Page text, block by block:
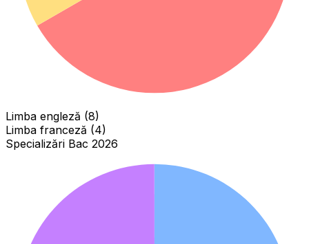
Limba engleză (8)
Limba franceză (4)
Specializări Bac 2026